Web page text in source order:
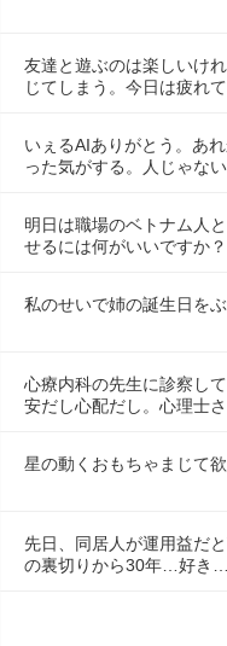
友達と遊ぶのは楽しいけ
じてしまう。今日は疲れ
いぇるAIありがとう。あ
った気がする。人じゃな
明日は職場のベトナム人
せるには何がいいですか？
私のせいで姉の誕生日を
心療内科の先生に診察し
安だし心配だし。心理士
星の動くおもちゃまじて
先日、同居人が運用益だ
の裏切りから30年…好き…